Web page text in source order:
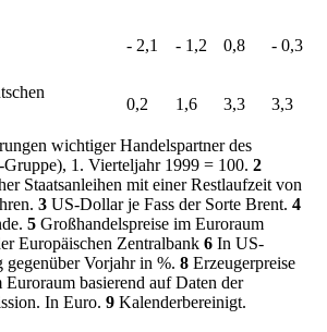
- 2,1 - 1,2 0,8 - 0,3
0,2 1,6 3,3 3,3
wichtiger Handelspartner des
Gruppe), 1. Vierteljahr 1999 = 100. 2
Staatsanleihen mit einer Restlaufzeit von
3 US-Dollar je Fass der Sorte Brent. 4
5 Großhandelspreise im Euroraum
Europäischen Zentralbank 6 In US-
gegenüber Vorjahr in %. 8 Erzeugerpreise
basierend auf Daten der
In Euro. 9 Kalenderbereinigt.